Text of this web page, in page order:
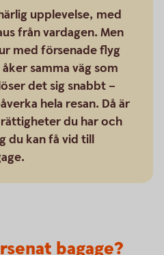
upplevelse, med
från vardagen. Men
med försenade flyg
samma väg som
det sig snabbt –
hela resan. Då är
du har och
du kan få vid till
bagage?